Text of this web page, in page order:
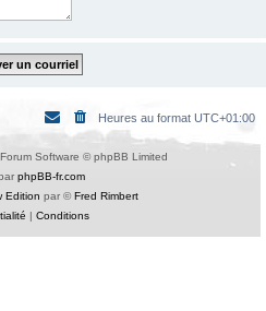
Heures au format UTC+01:00
Software © phpBB Limited
phpBB-fr.com
Edition par ©Fred Rimbert
| Conditions